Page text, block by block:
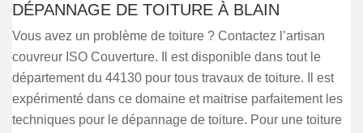
DÉPANNAGE DE TOITURE À BLAIN
Vous avez un problème de toiture ? Contactez l’artisan
couvreur ISO Couverture. Il est disponible dans tout le
département du 44130 pour tous travaux de toiture. Il est
expérimenté dans ce domaine et maitrise parfaitement les
techniques pour le dépannage de toiture. Pour une toiture